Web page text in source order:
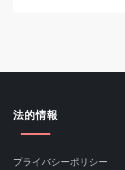
法的情報
プライバシーポリシー